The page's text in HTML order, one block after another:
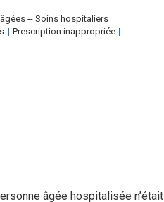
-- Soins hospitaliers
Prescription inappropriée
âgée hospitalisée n’était